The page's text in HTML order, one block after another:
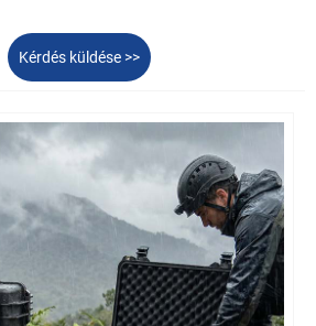
Kérdés küldése >>